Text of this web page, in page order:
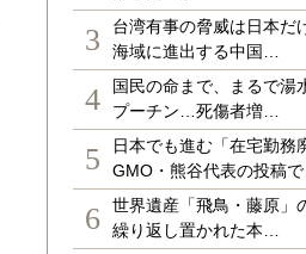
3
台湾有事の脅威は日本だ
海域に進出する中国…
4
国民の命まで、まるで湯
プーチン…死傷者増…
5
日本でも進む「在宅勤務
GMO・熊谷代表の投稿で
6
世界遺産「飛鳥・藤原
繰り返し置かれた本…